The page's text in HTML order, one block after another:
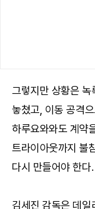
그렇지만 상황은 녹
놓쳤고, 이동 공격
하루요와와도 계약
트라이아웃까지 불
다시 만들어야 한다.
김세진 감독은 데일